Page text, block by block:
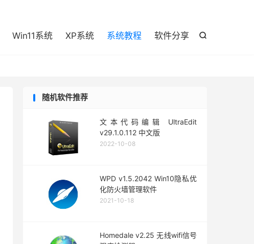

Win11系统 XP系统 系统教程 软件分享
随机软件推荐
文本代码编辑 UltraEdit
v29.1.0.112 中文版
2022-10-08
WPD v1.5.2042 Win10隐私优
化防火墙管理软件
2021-10-18
Homedale v2.25 无线wifi信号